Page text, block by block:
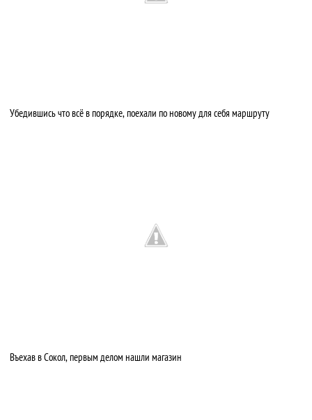
Убедившись что всё в порядке, поехали по новому для себя маршруту
Въехав в Сокол, первым делом нашли магазин